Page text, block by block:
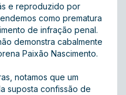
e reproduzido por
como prematura
de infração penal.
demonstra cabalmente
Paixão Nascimento.
notamos que um
suposta confissão de